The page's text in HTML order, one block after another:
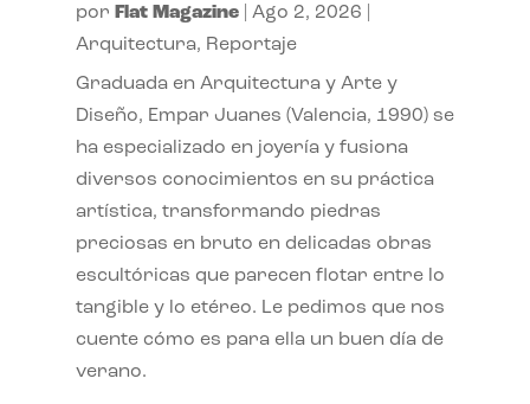
por Flat Magazine| Ago 2, 2026
Arquitectura, Reportaje
Graduada en Arquitectura y Arte y
Diseño, Empar Juanes (Valencia, 1990) se
ha especializado en joyería y fusiona
diversos conocimientos en su práctica
artística, transformando piedras
preciosas en bruto en delicadas obras
escultóricas que parecen flotar entre lo
tangible y lo etéreo. Le pedimos que nos
cuente cómo es para ella un buen día de
verano.